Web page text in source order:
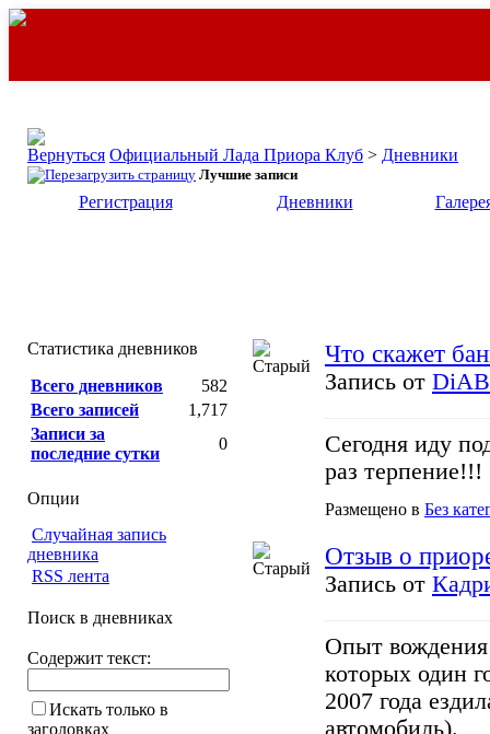
Официальный Лада Приора Клуб > Дневники
Лучшие записи
Регистрация Дневники
Что скажет
Запись от
Сегодня иду
раз терпение!!!
Размещено в Без
Отзыв о
Запись от
Опыт
которых один
2007 года
автомобиль).
Статистика дневников
Всего дневников
582
Всего записей
1,717
Записи за
последние сутки
0
Опции
Случайная запись
дневника
RSS лента
Поиск в дневниках
Содержит текст:
Искать только в
заголовках